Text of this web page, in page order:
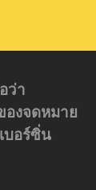
ว่า
องจดหมาย
บอร์ซิ่น